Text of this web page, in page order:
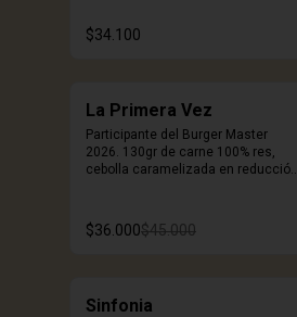
remolacha, pan artesanal de papa y
salsa Craft. Incluye porcion de
$34.100
La Primera Vez
Participante del Burger Master
2026. 130gr de carne 100% res,
cebolla caramelizada en reducción
corozo, chips de pepperoni, cogollo
europeo, mayonesa artesanal de
$36.000$45.000
Sinfonia